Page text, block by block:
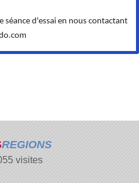
séance d'essai en nous contactant
REGIONS
visites